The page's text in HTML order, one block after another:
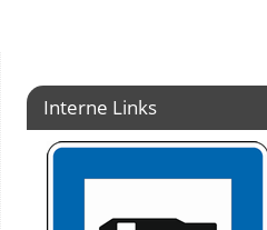
Interne Links